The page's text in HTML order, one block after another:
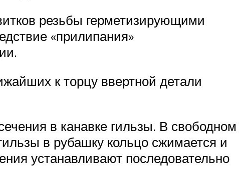
резьбы герметизирующими
«прилипания»
к торцу ввертной детали
в канавке гильзы. В свободном
в рубашку кольцо сжимается и
устанавливают последовательно